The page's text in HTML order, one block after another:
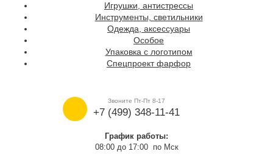
Игрушки, антистрессы
Инструменты, светильники
Одежда, аксессуары
Особое
Упаковка с логотипом
Спецпроект фарфор
Звоните Пт-Пт 8-17
+7 (499) 348-11-41
График работы:
08:00 до 17:00 по Мск